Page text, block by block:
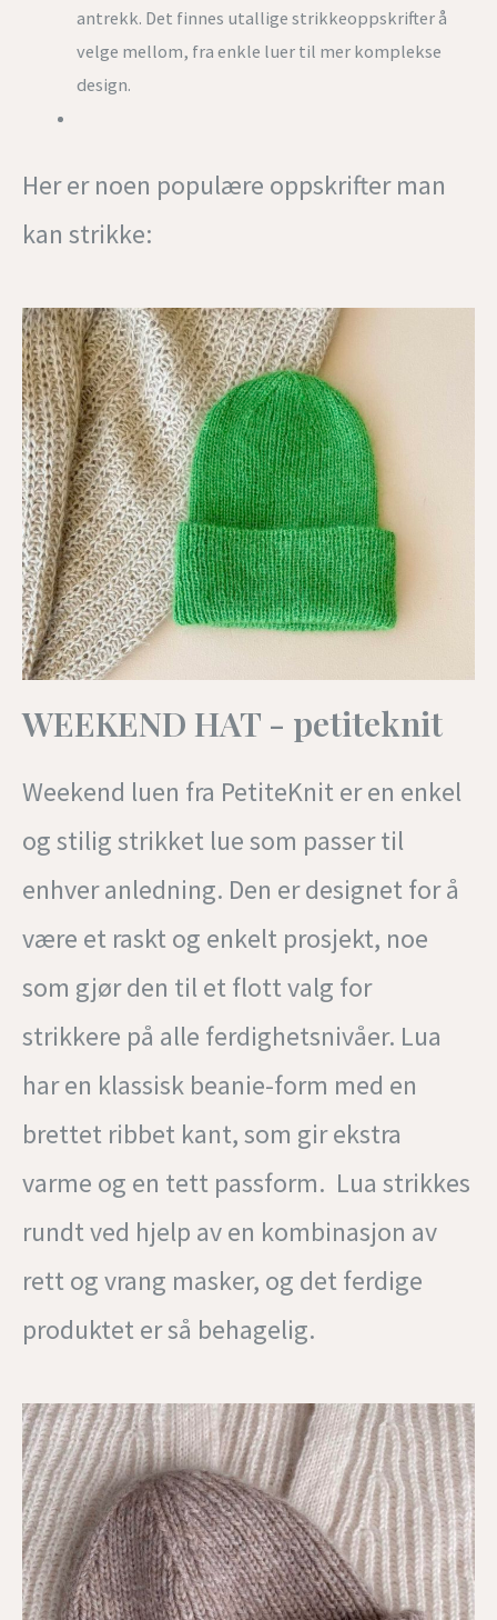
antrekk. Det finnes utallige strikkeoppskrifter å
velge mellom, fra enkle luer til mer komplekse
design.
Her er noen populære oppskrifter man
kan strikke:
WEEKEND HAT - petiteknit
Weekend luen fra PetiteKnit er en enkel
og stilig strikket lue som passer til
enhver anledning. Den er designet for å
være et raskt og enkelt prosjekt, noe
som gjør den til et flott valg for
strikkere på alle ferdighetsnivåer. Lua
har en klassisk beanie-form med en
brettet ribbet kant, som gir ekstra
varme og en tett passform. Lua strikkes
rundt ved hjelp av en kombinasjon av
rett og vrang masker, og det ferdige
produktet er så behagelig.